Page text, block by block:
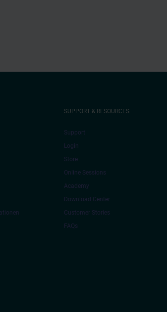
SUPPORT & RESOURCES
Support
Login
Store
Online Sessions
Academy
Download Center
Customer Stories
FAQs